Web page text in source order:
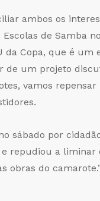
ambos os
de Samba
Copa, que é um
de um projeto
vamos
sábado por
repudiou a
obras do